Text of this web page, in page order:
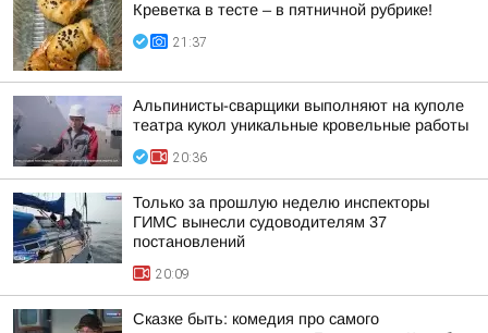
Креветка в тесте – в пятничной рубрике!
21:37
Альпинисты-сварщики выполняют на куполе
театра кукол уникальные кровельные работы
20:36
Только за прошлую неделю инспекторы
ГИМС вынесли судоводителям 37
постановлений
20:09
Сказке быть: комедия про самого